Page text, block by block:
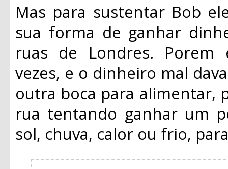
Mas para sustentar Bob
sua forma de ganhar
ruas de Londres. Porem
vezes, e o dinheiro mal
outra boca para alimentar,
rua tentando ganhar um
sol, chuva, calor ou frio,